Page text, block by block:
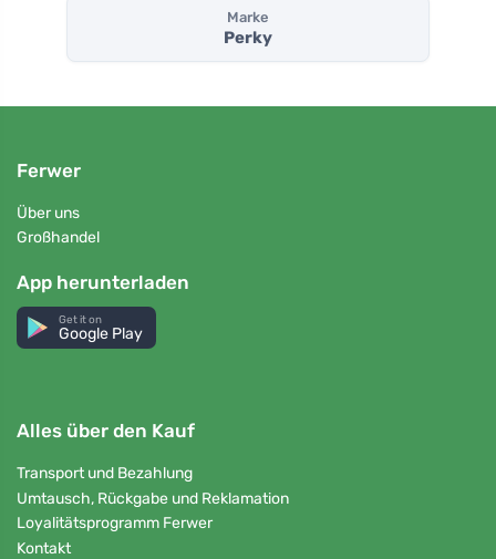
Marke
Perky
Ferwer
Über uns
Großhandel
App herunterladen
Get it on
Google Play
Alles über den Kauf
Transport und Bezahlung
Umtausch, Rückgabe und Reklamation
Loyalitätsprogramm Ferwer
Kontakt